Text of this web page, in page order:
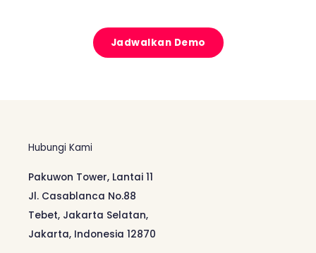
Jadwalkan Demo
Hubungi Kami
Pakuwon Tower, Lantai 11
Jl. Casablanca No.88
Tebet, Jakarta Selatan,
Jakarta, Indonesia 12870